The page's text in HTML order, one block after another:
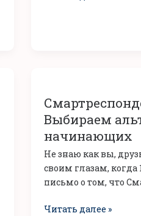
Выбираем
начинающих
Не знаю как вы,
своим глазам, когда
письмо о том, что
Выбираем
альтернативу
начинающих
Читать далее »